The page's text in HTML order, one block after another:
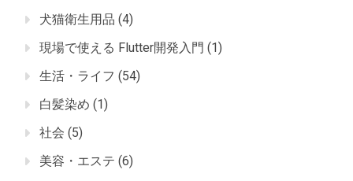
犬猫衛生用品 (4)
現場で使える Flutter開発入門 (1)
生活・ライフ (54)
白髪染め (1)
社会 (5)
美容・エステ (6)